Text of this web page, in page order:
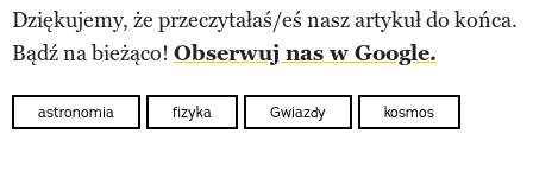
Dziękujemy, że przeczytałaś/eś nasz artykuł do końca.
Bądź na bieżąco! Obserwuj nas w Google.
astronomia fizyka Gwiazdy kosmos